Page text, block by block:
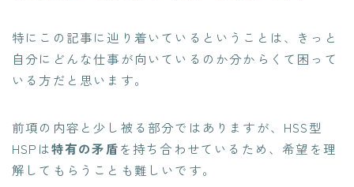
特にこの記事に辿り着いているということは、きっと
自分にどんな仕事が向いているのか分からくて困って
いる方だと思います。
前項の内容と少し被る部分ではありますが、HSS型
HSPは特有の矛盾を持ち合わせているため、希望を理
解してもらうことも難しいです。